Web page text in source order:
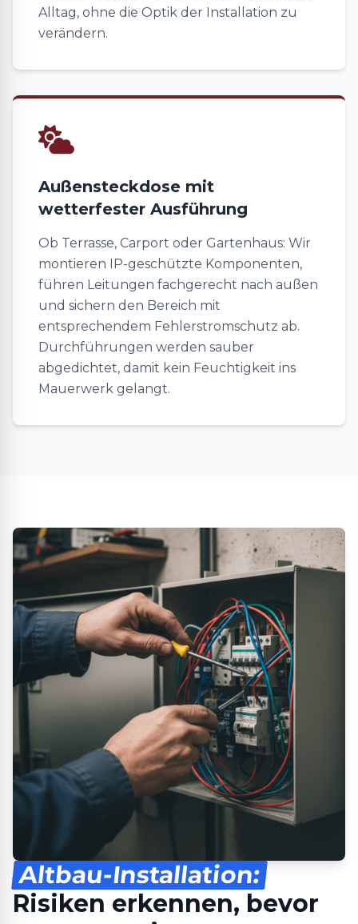
Alltag, ohne die Optik der Installation zu
verändern.
Außensteckdose mit
wetterfester Ausführung
Ob Terrasse, Carport oder Gartenhaus: Wir
montieren IP-geschützte Komponenten,
führen Leitungen fachgerecht nach außen
und sichern den Bereich mit
entsprechendem Fehlerstromschutz ab.
Durchführungen werden sauber
abgedichtet, damit kein Feuchtigkeit ins
Mauerwerk gelangt.
Altbau-Installation:
Risiken erkennen, bevor